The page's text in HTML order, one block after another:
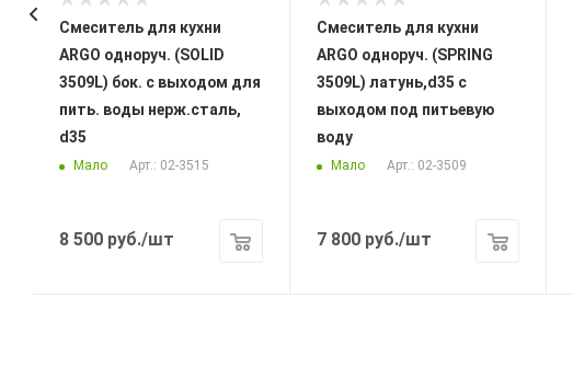
Смеситель для кухни
ARGO одноруч. (SOLID
3509L) бок. с выходом для
пить. воды нерж.сталь,
d35
Мало Арт.: 02-3515
8 500 руб./шт
Смеситель для кухни
ARGO одноруч. (SPRING
3509L) латунь,d35 с
выходом под питьевую
воду
Мало Арт.: 02-3509
7 800руб./шт